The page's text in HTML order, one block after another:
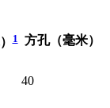
1
方孔（毫米）
40